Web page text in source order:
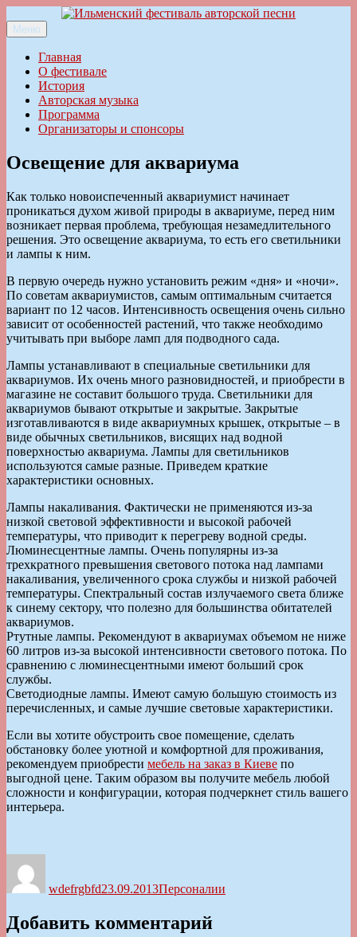
к
содержимому
Ильменский фестиваль авторской песни
Меню
Главная
О фестивале
История
Авторская музыка
Программа
Организаторы и спонсоры
Освещение для аквариума
Как только новоиспеченный аквариумист начинает
проникаться духом живой природы в аквариуме, перед ним
возникает первая проблема, требующая незамедлительного
решения. Это освещение аквариума, то есть его светильники
и лампы к ним.
В первую очередь нужно установить режим «дня» и «ночи».
По советам аквариумистов, самым оптимальным считается
вариант по 12 часов. Интенсивность освещения очень сильно
зависит от особенностей растений, что также необходимо
учитывать при выборе ламп для подводного сада.
Лампы устанавливают в специальные светильники для
аквариумов. Их очень много разновидностей, и приобрести в
магазине не составит большого труда. Светильники для
аквариумов бывают открытые и закрытые. Закрытые
изготавливаются в виде аквариумных крышек, открытые – в
виде обычных светильников, висящих над водной
поверхностью аквариума. Лампы для светильников
используются самые разные. Приведем краткие
характеристики основных.
Лампы накаливания. Фактически не применяются из-за
низкой световой эффективности и высокой рабочей
температуры, что приводит к перегреву водной среды.
Люминесцентные лампы. Очень популярны из-за
трехкратного превышения светового потока над лампами
накаливания, увеличенного срока службы и низкой рабочей
температуры. Спектральный состав излучаемого света ближе
к синему сектору, что полезно для большинства обитателей
аквариумов.
Ртутные лампы. Рекомендуют в аквариумах объемом не ниже
60 литров из-за высокой интенсивности светового потока. По
сравнению с люминесцентными имеют больший срок
службы.
Светодиодные лампы. Имеют самую большую стоимость из
перечисленных, и самые лучшие световые характеристики.
Если вы хотите обустроить свое помещение, сделать
обстановку более уютной и комфортной для проживания,
рекомендуем приобрести мебель на заказ в Киеве по
выгодной цене. Таким образом вы получите мебель любой
сложности и конфигурации, которая подчеркнет стиль вашего
интерьера.
wdefrgbfd23.09.2013Персоналии
Добавить комментарий